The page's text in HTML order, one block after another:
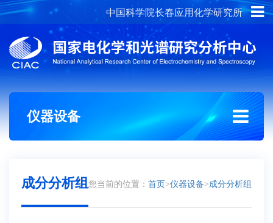
中国科学院长春应用化学研究所
概况介绍 组织架构
仪器设备
成分分析组您当前的位置： 首页>仪器设备>成分分析组